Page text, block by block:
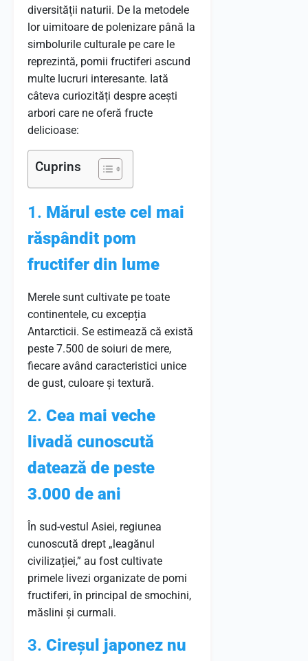
diversității naturii. De la metodele
lor uimitoare de polenizare până la
simbolurile culturale pe care le
reprezintă, pomii fructiferi ascund
multe lucruri interesante. Iată
câteva curiozități despre acești
arbori care ne oferă fructe
delicioase:
Cuprins
1. Mărul este cel mai
răspândit pom
fructifer din lume
Merele sunt cultivate pe toate
continentele, cu excepția
Antarcticii. Se estimează că există
peste 7.500 de soiuri de mere,
fiecare având caracteristici unice
de gust, culoare și textură.
2. Cea mai veche
livadă cunoscută
datează de peste
3.000 de ani
În sud-vestul Asiei, regiunea
cunoscută drept „leagănul
civilizației,” au fost cultivate
primele livezi organizate de pomi
fructiferi, în principal de smochini,
măslini și curmali.
3. Cireșul japonez nu